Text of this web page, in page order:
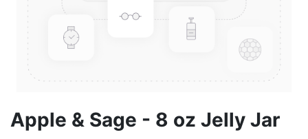
Apple & Sage - 8 oz Jelly Jar